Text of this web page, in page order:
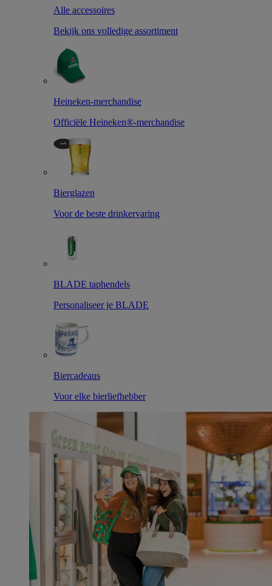
Alle accessoires
Bekijk ons volledige assortiment
Heineken-merchandise
Officiële Heineken®-merchandise
Bierglazen
Voor de beste drinkervaring
BLADE taphendels
Personaliseer je BLADE
Biercadeaus
Voor elke bierliefhebber